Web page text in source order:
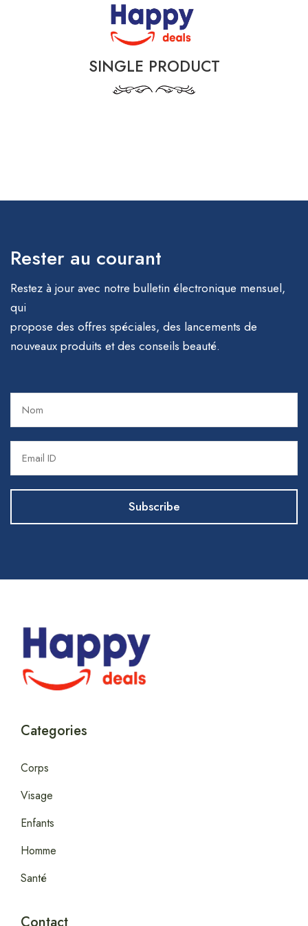
SINGLE PRODUCT
Rester au courant
Restez à jour avec notre bulletin électronique mensuel,
qui
propose des offres spéciales, des lancements de
nouveaux produits et des conseils beauté.
Categories
Corps
Visage
Enfants
Homme
Santé